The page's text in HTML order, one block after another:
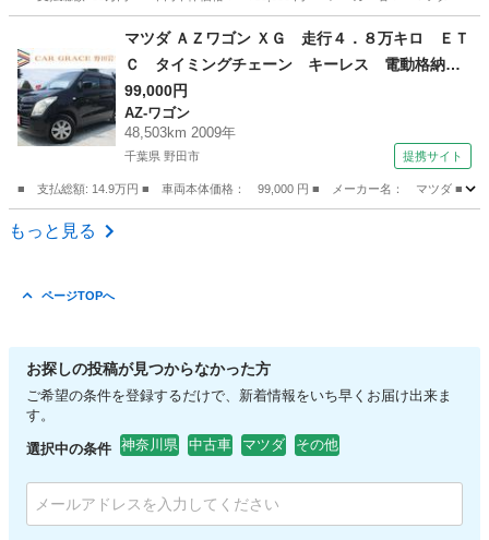
その他
マツダ ＡＺワゴン ＸＧ 走行４．８万キロ ＥＴ
Ｃ タイミングチェーン キーレス 電動格納ミ
ラー ドアバイザー プライバシーガラス Ｃ
Ｄ ＦＭ ＡＭ ヘッドライトレベライザー 純
正セキュリティ パワーウィンドウ Ｗエアバッ
99,000円
AZ-ワゴン
48,503km 2009年
千葉県 野田市 提携サイト
■ 支払総額: 14.9万円 ■ 車両本体価格： 99,000 円 ■ メーカー名： マツダ ■
千葉 野田市
もっと見る
ページTOPへ
お探しの投稿が見つからなかった方
ご希望の条件を登録するだけで、新着情報をいち早くお届け出来ま
す。
選択中の条件 神奈川県 中古車 マツダ その他